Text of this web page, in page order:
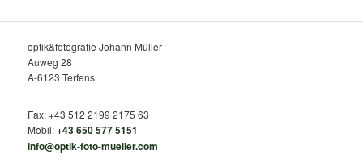
optik&fotografie Johann Müller
Auweg 28
A-6123 Terfens
Fax: +43 512 2199 2175 63
Mobil:+43 650 577 5151
info@optik-foto-mueller.com